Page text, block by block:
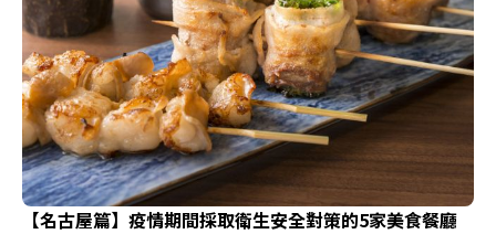
【名古屋篇】疫情期間採取衛生安全對策的5家美食餐廳